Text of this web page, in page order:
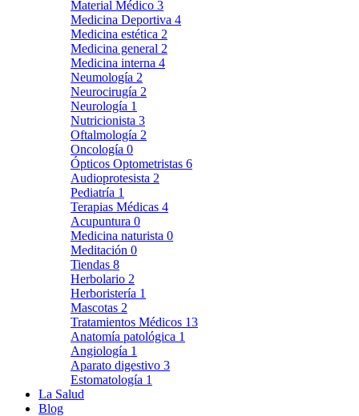
Material Médico 3
Medicina Deportiva 4
Medicina estética 2
Medicina general 2
Medicina interna 4
Neumología 2
Neurocirugía 2
Neurología 1
Nutricionista 3
Oftalmología 2
Oncología 0
Ópticos Optometristas 6
Audioprotesista 2
Pediatría 1
Terapias Médicas 4
Acupuntura 0
Medicina naturista 0
Meditación 0
Tiendas 8
Herbolario 2
Herboristería 1
Mascotas 2
Tratamientos Médicos 13
Anatomía patológica 1
Angiología 1
Aparato digestivo 3
Estomatología 1
La Salud
Blog